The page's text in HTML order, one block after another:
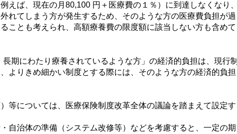
ば、現在の月80,100 円＋医療費の１％）に到達しなくなり、
れてしまう方が発生するため、そのような方の医療費負担が過
ことも考えられ、高額療養費の限度額に該当しない方も含めて
期にわたり療養されているような方」の経済的負担は、現行制
よりきめ細かい制度とする際には、そのような方の経済的負担
等については、医療保険制度改革全体の議論を踏まえて設定す
自治体の準備（システム改修等）などを考慮すると、一定の期